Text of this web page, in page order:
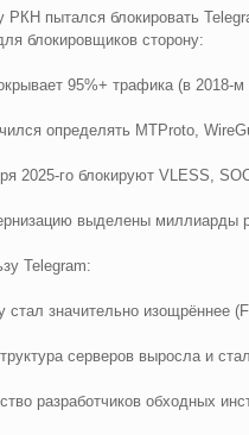
РКН пытался блокировать
блокировщиков сторону:
95%+ трафика (в 2018-
определять MTProto,
2025-го блокируют VLESS,
выделены миллиарды
Telegram:
стал значительно изощрённее
серверов выросла и
разработчиков обходных